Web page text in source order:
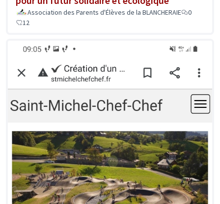
Association des Parents d'Élèves de la BLANCHERAIE
0
12